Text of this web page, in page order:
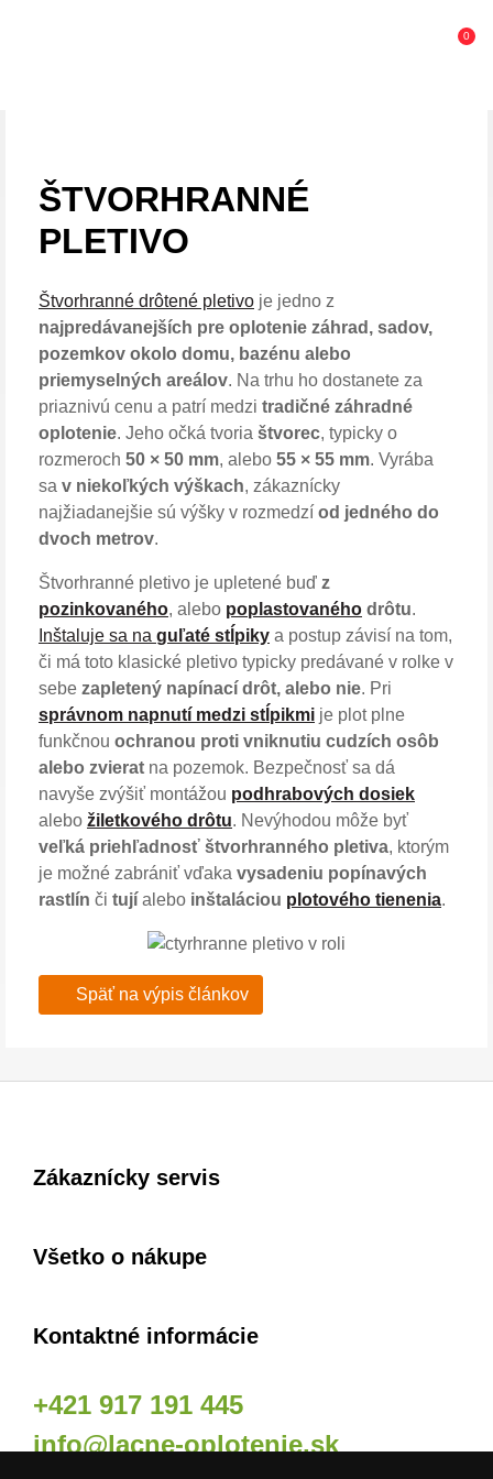
0
ŠTVORHRANNÉ
PLETIVO
Štvorhranné drôtené pletivo je jedno z
najpredávanejších pre oplotenie záhrad, sadov,
pozemkov okolo domu, bazénu alebo
priemyselných areálov. Na trhu ho dostanete za
priaznivú cenu a patrí medzi tradičné záhradné
oplotenie. Jeho očká tvoria štvorec, typicky o
rozmeroch 50 × 50 mm, alebo 55 × 55 mm. Vyrába
sa v niekoľkých výškach, zákaznícky
najžiadanejšie sú výšky v rozmedzí od jedného do
dvoch metrov.
Štvorhranné pletivo je upletené buď z
pozinkovaného, alebo poplastovaného drôtu.
Inštaluje sa na guľaté stĺpiky a postup závisí na tom,
či má toto klasické pletivo typicky predávané v rolke v
sebe zapletený napínací drôt, alebo nie. Pri
správnom napnutí medzi stĺpikmi je plot plne
funkčnou ochranou proti vniknutiu cudzích osôb
alebo zvierat na pozemok. Bezpečnosť sa dá
navyše zvýšiť montážou podhrabových dosiek
alebo žiletkového drôtu. Nevýhodou môže byť
veľká priehľadnosť štvorhranného pletiva, ktorým
je možné zabrániť vďaka vysadeniu popínavých
rastlín či tují alebo inštaláciou plotového tienenia.
Späť na výpis článkov
Zákaznícky servis
Všetko o nákupe
Kontaktné informácie
+421 917 191 445
info@lacne-oplotenie.sk